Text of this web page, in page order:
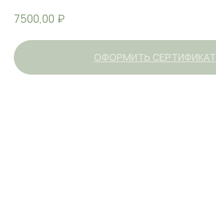
7500,00 ₽
ОФОРМИТЬ СЕРТИФИКАТ